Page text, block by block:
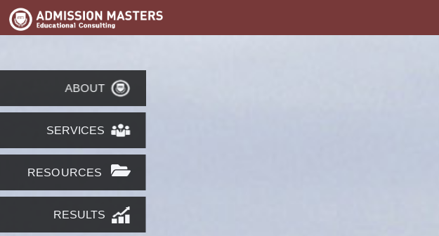
ABOUT
SERVICES
RESOURCES
RESULTS